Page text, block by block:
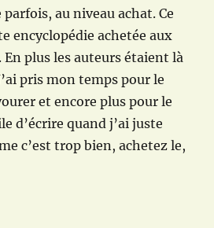
parfois, au niveau achat. Ce
encyclopédie achetée aux
En plus les auteurs étaient là
pris mon temps pour le
et encore plus pour le
d’écrire quand j’ai juste
c’est trop bien, achetez le,